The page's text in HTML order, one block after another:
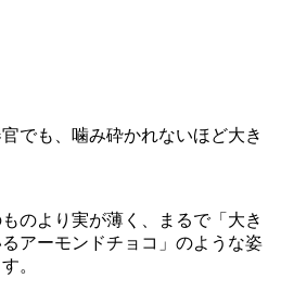
でも、噛み砕かれないほど大き
のより実が薄く、まるで「大き
アーモンドチョコ」のような姿
。